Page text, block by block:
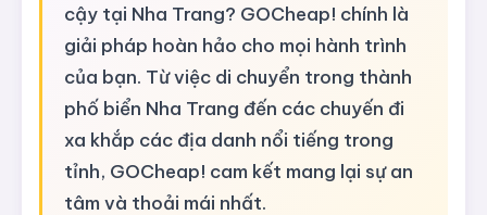
cậy tại Nha Trang? GOCheap! chính là
giải pháp hoàn hảo cho mọi hành trình
của bạn. Từ việc di chuyển trong thành
phố biển Nha Trang đến các chuyến đi
xa khắp các địa danh nổi tiếng trong
tỉnh, GOCheap! cam kết mang lại sự an
tâm và thoải mái nhất.